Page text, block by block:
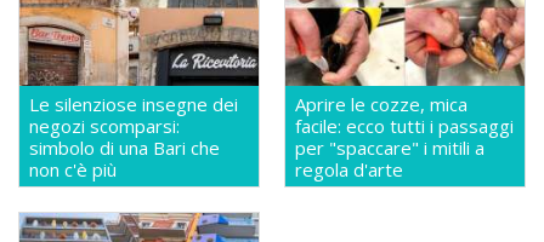
Le silenziose insegne dei
negozi scomparsi:
simbolo di una Bari che
non c'è più
Aprire le cozze, mica
facile: ecco tutti i passaggi
per "spaccare" i mitili a
regola d'arte